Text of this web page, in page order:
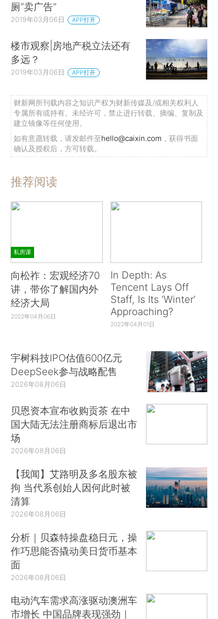
厕“卖广告”
2019年03月06日 APP打开
楼市观察|房地产税立法还有
多远？
2019年03月06日 APP打开
财新网所刊载内容之知识产权为财新传媒及/或相关权利人
专属所有或持有。未经许可，禁止进行转载、摘编、复制及
建立镜像等任何使用。
如有意愿转载，请发邮件至hello@caixin.com ，获得书面
确认及授权后，方可转载。
推荐阅读
私房课
向松祚：宏观经济70
讲，带你了解国内外
经济大局
2022年04月06日
In Depth: As
Tencent Lays Off
Staff, Is Its ‘Winter’
Approaching?
2022年04月01日
宇树科技IPO估值600亿元
DeepSeek参与战略配售
2026年08月06日
贝恩资本宣布收购贡茶 在中
国大陆无法注册商标后退出市
场
2026年08月06日
【我闻】艾路明及多名股东被
拘 当代系创始人因何此时被
清算
2026年08月06日
分析｜贝森特操盘稳日元，操
作巧思能否撬动美日货币基本
面
2026年08月06日
电动汽车需求高涨驱动澳洲车
市增长 中国品牌表现强劲｜